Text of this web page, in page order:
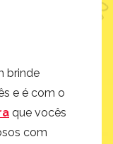
brinde
e é com o
que vocês
com